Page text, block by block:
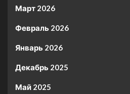
Март 2026
Февраль 2026
Январь 2026
Декабрь 2025
Май 2025